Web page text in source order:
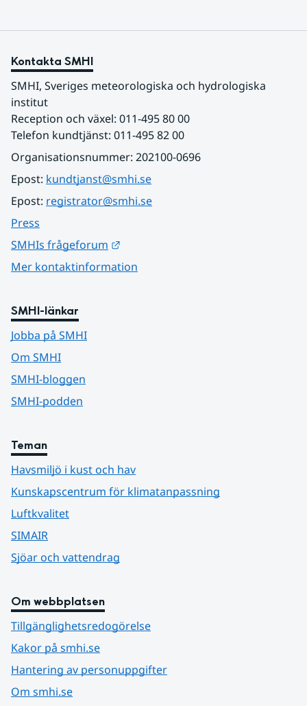
Kontakta SMHI
SMHI, Sveriges meteorologiska och hydrologiska
institut
Reception och växel: 011-495 80 00
Telefon kundtjänst: 011-495 82 00
Organisationsnummer: 202100-0696
Epost: kundtjanst@smhi.se
Epost: registrator@smhi.se
Press
SMHIs frågeforum
Mer kontaktinformation
SMHI-länkar
Jobba på SMHI
Om SMHI
SMHI-bloggen
SMHI-podden
Teman
Havsmiljö i kust och hav
Kunskapscentrum för klimatanpassning
Luftkvalitet
SIMAIR
Sjöar och vattendrag
Om webbplatsen
Tillgänglighetsredogörelse
Kakor på smhi.se
Hantering av personuppgifter
Om smhi.se